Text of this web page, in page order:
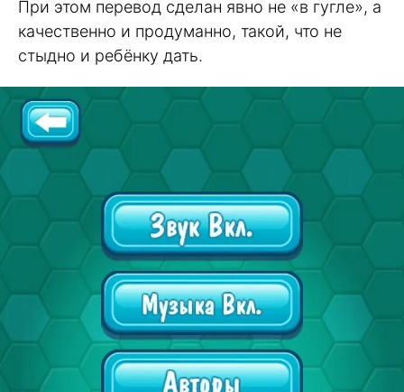
При этом перевод сделан явно не «в гугле», а
качественно и продуманно, такой, что не
стыдно и ребёнку дать.